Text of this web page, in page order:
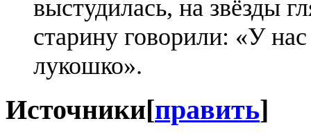
выстудилась, на звёзды
старину говорили: «У
лукошко».
Источники[править]